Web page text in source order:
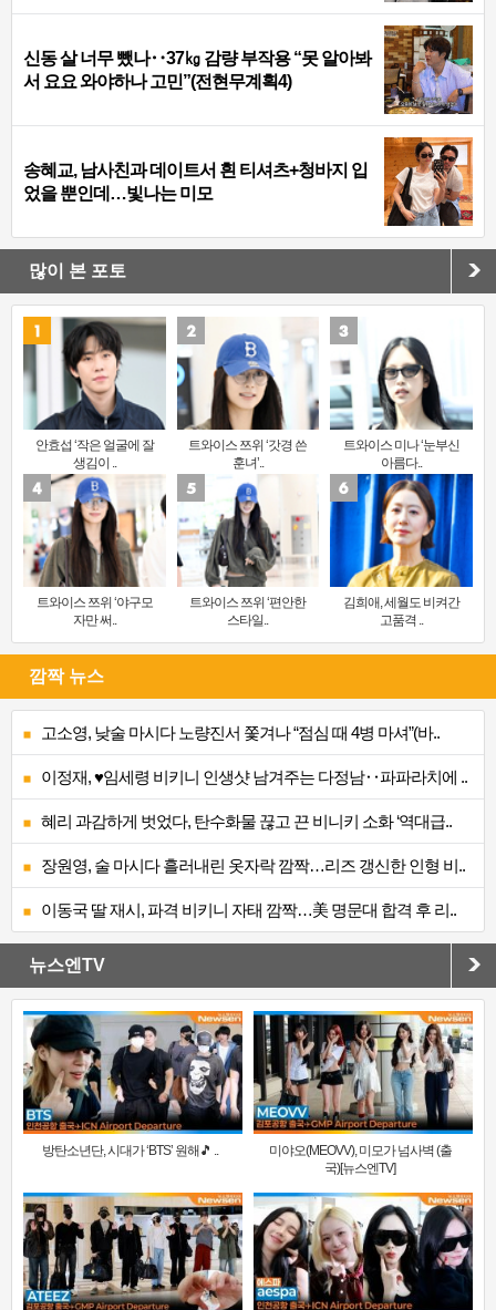
신동 살 너무 뺐나‥37㎏ 감량 부작용 “못 알아봐
서 요요 와야하나 고민”(전현무계획4)
송혜교, 남사친과 데이트서 흰 티셔츠+청바지 입
었을 뿐인데…빛나는 미모
많이 본 포토
안효섭 ‘작은 얼굴에 잘
생김이 ..
트와이스 쯔위 ‘갓경 쓴
훈녀’..
트와이스 미나 ‘눈부신
아름다..
트와이스 쯔위 ‘야구모
자만 써..
트와이스 쯔위 ‘편안한
스타일..
김희애, 세월도 비켜간
고품격 ..
깜짝 뉴스
고소영, 낮술 마시다 노량진서 쫓겨나 “점심 때 4병 마셔”(바..
이정재, ♥임세령 비키니 인생샷 남겨주는 다정남‥파파라치에 ..
혜리 과감하게 벗었다, 탄수화물 끊고 끈 비니키 소화 ‘역대급..
장원영, 술 마시다 흘러내린 옷자락 깜짝…리즈 갱신한 인형 비..
이동국 딸 재시, 파격 비키니 자태 깜짝…美 명문대 합격 후 리..
뉴스엔TV
방탄소년단, 시대가 ‘BTS’ 원해🎵 ..
미야오(MEOVV), 미모가 넘사벽 (출
국)[뉴스엔TV]